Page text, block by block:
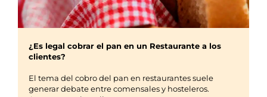
¿Es legal cobrar el pan en un Restaurante a los
clientes?
El tema del cobro del pan en restaurantes suele
generar debate entre comensales y hosteleros.